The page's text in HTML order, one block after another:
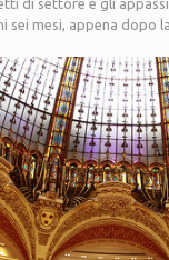
sei mesi, appena dopo